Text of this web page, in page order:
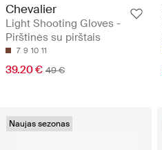
Chevalier
Light Shooting Gloves -
Pirštinės su pirštais
7 9 10 11
39.20 € 49 €
Naujas sezonas